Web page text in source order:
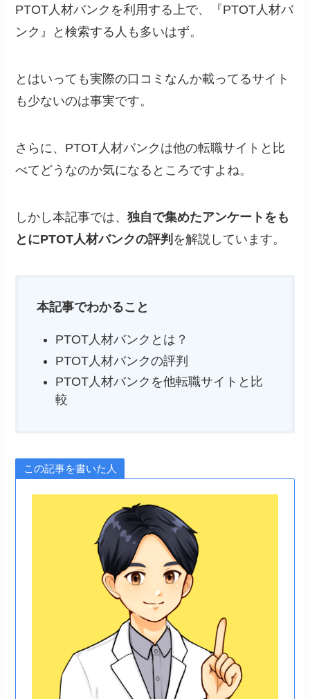
PTOT人材バンクを利用する上で、『PTOT人材バ
ンク』と検索する人も多いはず。
とはいっても実際の口コミなんか載ってるサイト
も少ないのは事実です。
さらに、PTOT人材バンクは他の転職サイトと比
べてどうなのか気になるところですよね。
しかし本記事では、独自で集めたアンケートをも
とにPTOT人材バンクの評判 を解説しています。
本記事でわかること
PTOT人材バンクとは？
PTOT人材バンクの評判
PTOT人材バンクを他転職サイトと比
較
この記事を書いた人